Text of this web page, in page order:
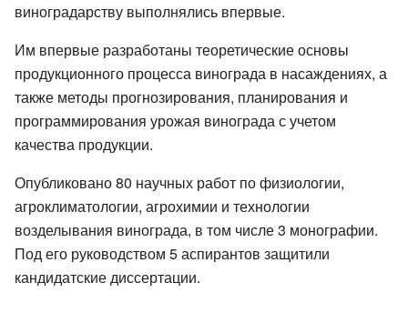
виноградарству выполнялись впервые.
Им впервые разработаны теоретические основы
продукционного процесса винограда в насаждениях, а
также методы прогнозирования, планирования и
программирования урожая винограда с учетом
качества продукции.
Опубликовано 80 научных работ по физиологии,
агроклиматологии, агрохимии и технологии
возделывания винограда, в том числе 3 монографии.
Под его руководством 5 аспирантов защитили
кандидатские диссертации.